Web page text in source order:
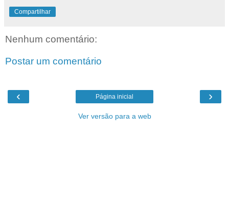
Compartilhar
Nenhum comentário:
Postar um comentário
‹ ›
Página inicial
Ver versão para a web